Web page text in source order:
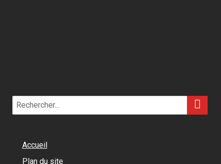
Search
for:
Accueil
Plan du site